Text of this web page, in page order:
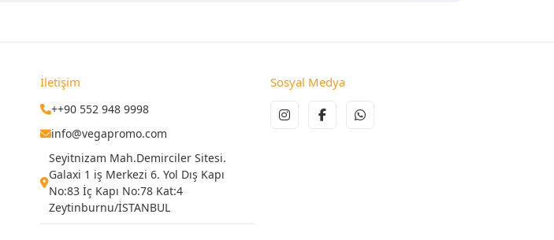
İletişim
++90 552 948 9998
info@vegapromo.com
Seyitnizam Mah.Demirciler Sitesi.
Galaxi 1 iş Merkezi 6. Yol Dış Kapı
No:83 İç Kapı No:78 Kat:4
Zeytinburnu/İSTANBUL
Sosyal Medya